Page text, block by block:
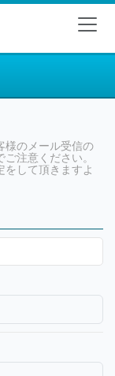
様のメール受信の
注意ください。
して頂きますよ